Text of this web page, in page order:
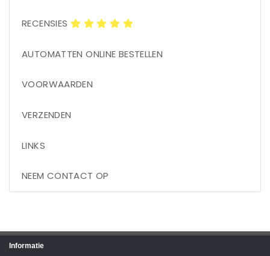
RECENSIES
AUTOMATTEN ONLINE BESTELLEN
VOORWAARDEN
VERZENDEN
LINKS
NEEM CONTACT OP
Informatie